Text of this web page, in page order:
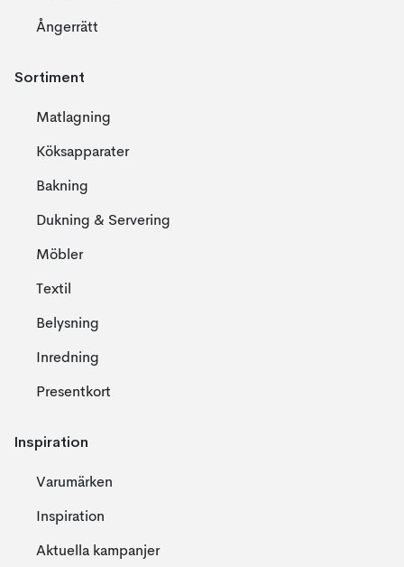
Ångerrätt
Sortiment
Matlagning
Köksapparater
Bakning
Dukning & Servering
Möbler
Textil
Belysning
Inredning
Presentkort
Inspiration
Varumärken
Inspiration
Aktuella kampanjer